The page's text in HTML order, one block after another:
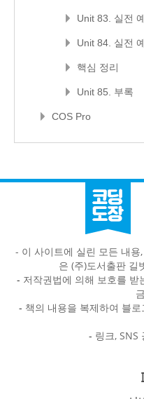
Unit 83. 실전
Unit 84. 실전
핵심 정리
Unit 85. 부록
COS Pro
- 이 사이트에 실린 모든 내용
은 (주)도서출판 길
- 저작권법에 의해 보호를
- 책의 내용을 복제하여 블
- 링크, SNS